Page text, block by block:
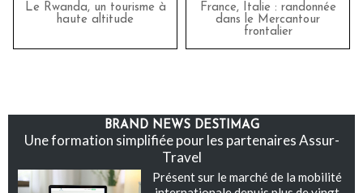
Le Rwanda, un tourisme à
haute altitude
France, Italie : randonnée
dans le Mercantour
frontalier
BRAND NEWS DESTIMAG
Une formation simplifiée pour les partenaires Assur-
Travel
Présent sur le marché de la mobilité